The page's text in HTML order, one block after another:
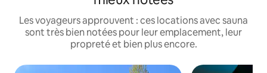
Les voyageurs approuvent : ces locations avec sauna
sont très bien notées pour leur emplacement, leur
propreté et bien plus encore.